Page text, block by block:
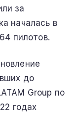
за
началась в
пилотов.
до
Group по
годах